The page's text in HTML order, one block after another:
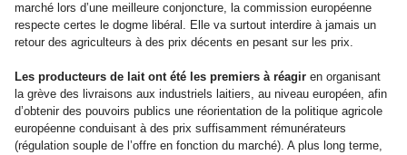
marché lors d’une meilleure conjoncture, la commission européenne
respecte certes le dogme libéral. Elle va surtout interdire à jamais un
retour des agriculteurs à des prix décents en pesant sur les prix.
Les producteurs de lait ont été les premiers à réagir en organisant
la grève des livraisons aux industriels laitiers, au niveau européen, afin
d’obtenir des pouvoirs publics une réorientation de la politique agricole
européenne conduisant à des prix suffisamment rémunérateurs
(régulation souple de l’offre en fonction du marché). A plus long terme,